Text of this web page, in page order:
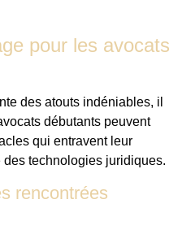
pour les avocats
des atouts indéniables, il
débutants peuvent
qui entravent leur
technologies juridiques.
rencontrées